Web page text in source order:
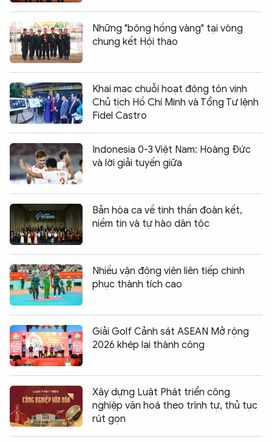
Những "bông hồng vàng" tại vòng
chung kết Hội thao
Khai mạc chuỗi hoạt động tôn vinh
Chủ tịch Hồ Chí Minh và Tổng Tư lệnh
Fidel Castro
Indonesia 0-3 Việt Nam: Hoàng Đức
và lời giải tuyến giữa
Bản hòa ca về tinh thần đoàn kết,
niềm tin và tự hào dân tộc
Nhiều vận động viên liên tiếp chinh
phục thành tích cao
Giải Golf Cảnh sát ASEAN Mở rộng
2026 khép lại thành công
Xây dựng Luật Phát triển công
nghiệp văn hoá theo trình tự, thủ tục
rút gọn